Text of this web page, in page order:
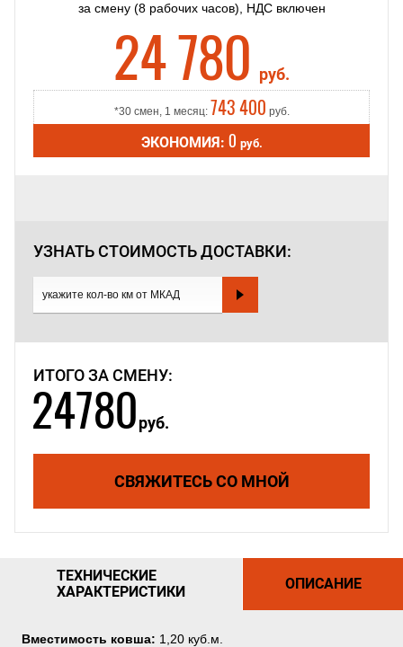
24 780руб.
за смену (8 рабочих часов), НДС включен
*30 смен, 1 месяц: 743 400 руб.
ЭКОНОМИЯ: 0 руб.
УЗНАТЬ СТОИМОСТЬДОСТАВКИ:
ИТОГО ЗА СМЕНУ:
24780руб.
СВЯЖИТЕСЬ СО МНОЙ
ТЕХНИЧЕСКИЕ
ХАРАКТЕРИСТИКИ
ОПИСАНИЕ
Вместимость ковша: 1,20 куб.м.